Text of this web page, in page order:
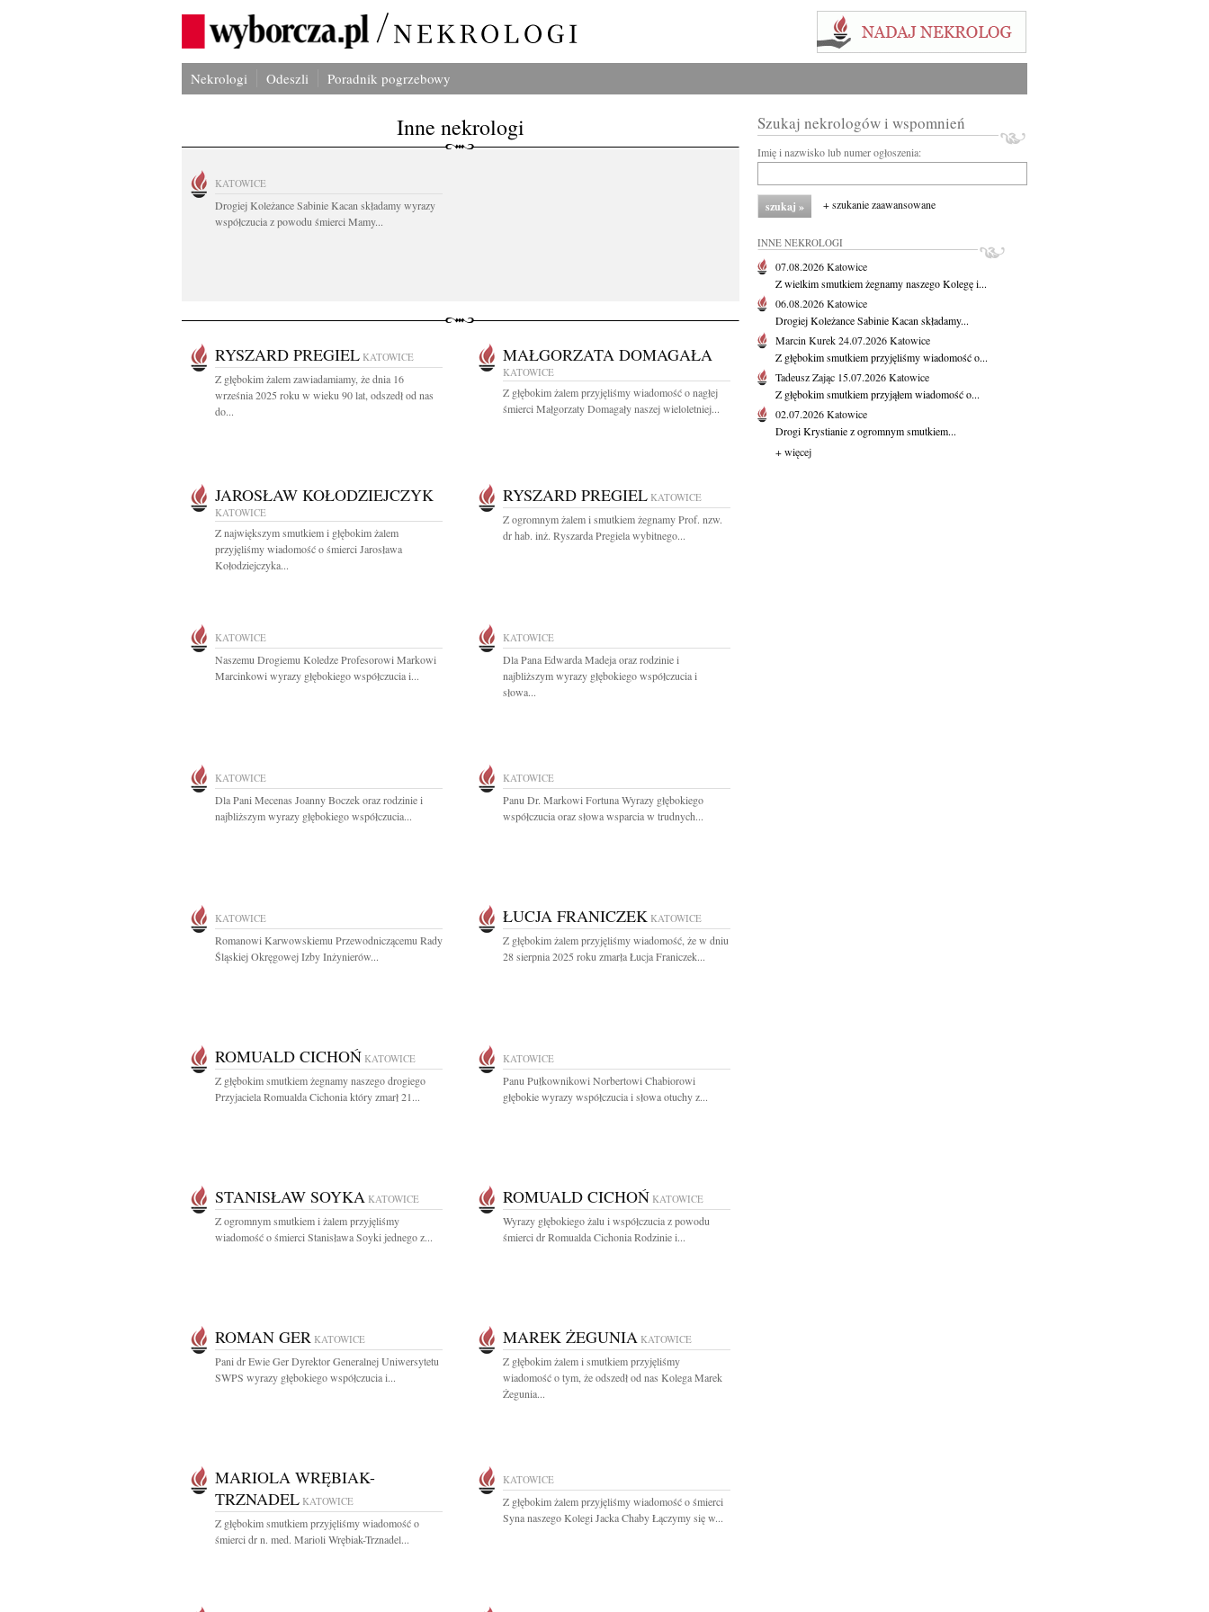
Nekrologi Odeszli Poradnik pogrzebowy
Inne nekrologi
KATOWICE
Drogiej Koleżance Sabinie Kacan składamy wyrazy
współczucia z powodu śmierci Mamy...
RYSZARD PREGIEL KATOWICE
Z głębokim żalem zawiadamiamy, że dnia 16
września 2025 roku w wieku 90 lat, odszedł od nas
do...
MAŁGORZATA DOMAGAŁA
KATOWICE
Z głębokim żalem przyjęliśmy wiadomość o nagłej
śmierci Małgorzaty Domagały naszej wieloletniej...
JAROSŁAW KOŁODZIEJCZYK
KATOWICE
Z największym smutkiem i głębokim żalem
przyjęliśmy wiadomość o śmierci Jarosława
Kołodziejczyka...
RYSZARD PREGIEL KATOWICE
Z ogromnym żalem i smutkiem żegnamy Prof. nzw.
dr hab. inż. Ryszarda Pregiela wybitnego...
KATOWICE
Naszemu Drogiemu Koledze Profesorowi Markowi
Marcinkowi wyrazy głębokiego współczucia i...
KATOWICE
Dla Pana Edwarda Madeja oraz rodzinie i
najbliższym wyrazy głębokiego współczucia i
słowa...
KATOWICE
Dla Pani Mecenas Joanny Boczek oraz rodzinie i
najbliższym wyrazy głębokiego współczucia...
KATOWICE
Panu Dr. Markowi Fortuna Wyrazy głębokiego
współczucia oraz słowa wsparcia w trudnych...
KATOWICE
Romanowi Karwowskiemu Przewodniczącemu Rady
Śląskiej Okręgowej Izby Inżynierów...
ŁUCJA FRANICZEK KATOWICE
Z głębokim żalem przyjęliśmy wiadomość, że w dniu
28 sierpnia 2025 roku zmarła Łucja Franiczek...
ROMUALD CICHOŃ KATOWICE
Z głębokim smutkiem żegnamy naszego drogiego
Przyjaciela Romualda Cichonia który zmarł 21...
KATOWICE
Panu Pułkownikowi Norbertowi Chabiorowi
głębokie wyrazy współczucia i słowa otuchy z...
STANISŁAW SOYKA KATOWICE
Z ogromnym smutkiem i żalem przyjęliśmy
wiadomość o śmierci Stanisława Soyki jednego z...
ROMUALD CICHOŃ KATOWICE
Wyrazy głębokiego żalu i współczucia z powodu
śmierci dr Romualda Cichonia Rodzinie i...
ROMAN GER KATOWICE
Pani dr Ewie Ger Dyrektor Generalnej Uniwersytetu
SWPS wyrazy głębokiego współczucia i...
MAREK ŻEGUNIA KATOWICE
Z głębokim żalem i smutkiem przyjęliśmy
wiadomość o tym, że odszedł od nas Kolega Marek
Żegunia...
MARIOLA WRĘBIAK-
TRZNADEL KATOWICE
Z głębokim smutkiem przyjęliśmy wiadomość o
śmierci dr n. med. Marioli Wrębiak-Trznadel...
KATOWICE
Z głębokim żalem przyjęliśmy wiadomość o śmierci
Syna naszego Kolegi Jacka Chaby Łączymy się w...
Szukaj nekrologów i wspomnień
Imię i nazwisko lub numer ogłoszenia:
+ szukanie zaawansowane
INNE NEKROLOGI
07.08.2026Katowice
Z wielkim smutkiem żegnamy naszego Kolegę i...
06.08.2026Katowice
Drogiej Koleżance Sabinie Kacan składamy...
Marcin Kurek24.07.2026Katowice
Z głębokim smutkiem przyjęliśmy wiadomość o...
Tadeusz Zając 15.07.2026Katowice
Z głębokim smutkiem przyjąłem wiadomość o...
02.07.2026Katowice
Drogi Krystianie z ogromnym smutkiem...
+ więcej